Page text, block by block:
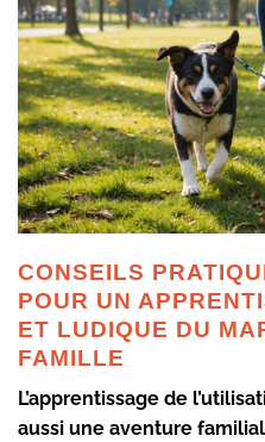
CONSEILS
POUR UN
ET LUDIQUE DU
FAMILLE
L’apprentissage de
aussi une aventure